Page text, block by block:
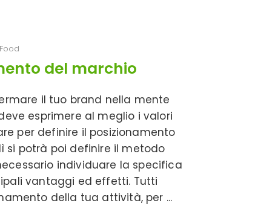
del marchio
il tuo brand nella mente
esprimere al meglio i valori
per definire il posizionamento
si potrà poi definire il metodo
individuare la specifica
vantaggi ed effetti. Tutti
della tua attività, per